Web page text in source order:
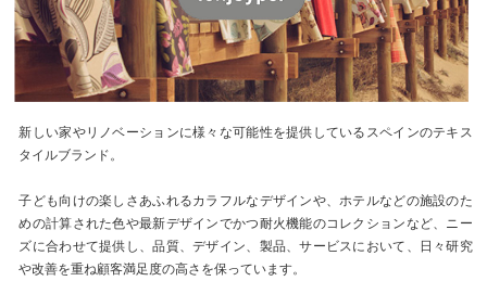
新しい家やリノベーションに様々な可能性を提供しているスペインのテキス
タイルブランド。
子ども向けの楽しさあふれるカラフルなデザインや、ホテルなどの施設のた
めの計算された色や最新デザインでかつ耐火機能のコレクションなど、ニー
ズに合わせて提供し、品質、デザイン、製品、サービスにおいて、日々研究
や改善を重ね顧客満足度の高さを保っています。